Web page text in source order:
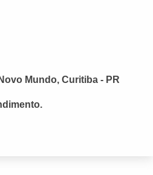
Mundo, Curitiba - PR